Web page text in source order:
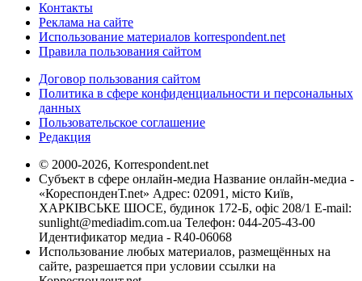
Контакты
Реклама на сайте
Использование материалов korrespondent.net
Правила пользования сайтом
Договор пользования сайтом
Политика в сфере конфиденциальности и персональных
данных
Пользовательское соглашение
Редакция
© 2000-2026, Korrespondent.net
Субъект в сфере онлайн-медиа Название онлайн-медиа -
«КореспонденТ.net» Адрес: 02091, місто Київ,
ХАРКІВСЬКЕ ШОСЕ, будинок 172-Б, офіс 208/1 E-mail:
sunlight@mediadim.com.ua Телефон: 044-205-43-00
Идентификатор медиа - R40-06068
Использование любых материалов, размещённых на
сайте, разрешается при условии ссылки на